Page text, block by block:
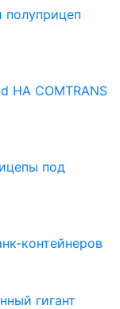
НА COMTRANS
под
контейнеров
гигант